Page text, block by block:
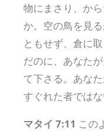
物にまさり、か
か。空の鳥を見
ともせず、倉に
だのに、あなた
て下さる。あな
すぐれた者ではな
マタイ 7:11 この